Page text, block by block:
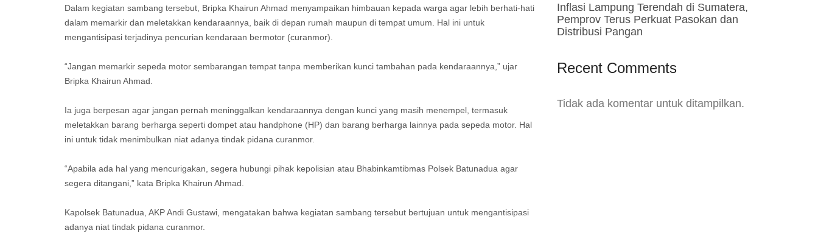
Dalam kegiatan sambang tersebut, Bripka Khairun Ahmad menyampaikan himbauan kepada warga agar lebih berhati-hati
dalam memarkir dan meletakkan kendaraannya, baik di depan rumah maupun di tempat umum. Hal ini untuk
mengantisipasi terjadinya pencurian kendaraan bermotor (curanmor).
“Jangan memarkir sepeda motor sembarangan tempat tanpa memberikan kunci tambahan pada kendaraannya,” ujar
Bripka Khairun Ahmad.
Ia juga berpesan agar jangan pernah meninggalkan kendaraannya dengan kunci yang masih menempel, termasuk
meletakkan barang berharga seperti dompet atau handphone (HP) dan barang berharga lainnya pada sepeda motor. Hal
ini untuk tidak menimbulkan niat adanya tindak pidana curanmor.
“Apabila ada hal yang mencurigakan, segera hubungi pihak kepolisian atau Bhabinkamtibmas Polsek Batunadua agar
segera ditangani,” kata Bripka Khairun Ahmad.
Kapolsek Batunadua, AKP Andi Gustawi, mengatakan bahwa kegiatan sambang tersebut bertujuan untuk mengantisipasi
adanya niat tindak pidana curanmor.
Inflasi Lampung Terendah di Sumatera,
Pemprov Terus Perkuat Pasokan dan
Distribusi Pangan
Recent Comments
Tidak ada komentar untuk ditampilkan.